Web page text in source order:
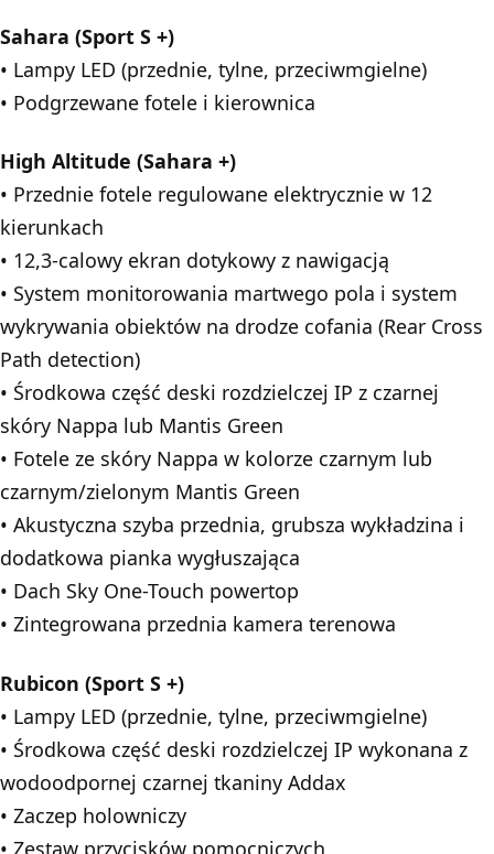
Sahara (Sport S +)
• Lampy LED (przednie, tylne, przeciwmgielne)
• Podgrzewane fotele i kierownica
High Altitude (Sahara +)
• Przednie fotele regulowane elektrycznie w 12
kierunkach
• 12,3-calowy ekran dotykowy z nawigacją
• System monitorowania martwego pola i system
wykrywania obiektów na drodze cofania (Rear Cross
Path detection)
• Środkowa część deski rozdzielczej IP z czarnej
skóry Nappa lub Mantis Green
• Fotele ze skóry Nappa w kolorze czarnym lub
czarnym/zielonym Mantis Green
• Akustyczna szyba przednia, grubsza wykładzina i
dodatkowa pianka wygłuszająca
• Dach Sky One-Touch powertop
• Zintegrowana przednia kamera terenowa
Rubicon (Sport S +)
• Lampy LED (przednie, tylne, przeciwmgielne)
• Środkowa część deski rozdzielczej IP wykonana z
wodoodpornej czarnej tkaniny Addax
• Zaczep holowniczy
• Zestaw przycisków pomocniczych